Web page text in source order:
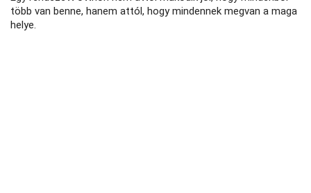
több van benne, hanem attól, hogy mindennek megvan a maga
helye.